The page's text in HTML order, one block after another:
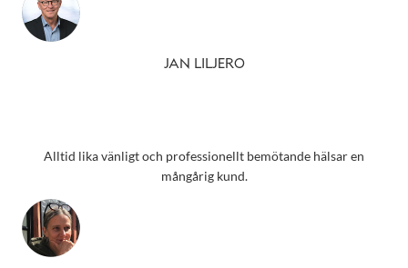
JAN LILJERO
Alltid lika vänligt och professionellt bemötande hälsar en
mångårig kund.